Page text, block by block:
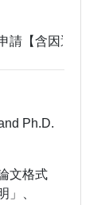
Ph.D.
文格式
」、